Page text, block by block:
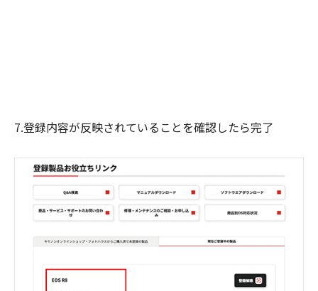
7.登録内容が反映されていることを確認したら完了